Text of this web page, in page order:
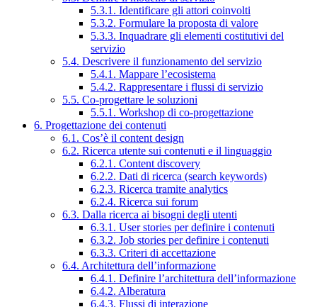
5.3.1. Identificare gli attori coinvolti
5.3.2. Formulare la proposta di valore
5.3.3. Inquadrare gli elementi costitutivi del
servizio
5.4. Descrivere il funzionamento del servizio
5.4.1. Mappare l’ecosistema
5.4.2. Rappresentare i flussi di servizio
5.5. Co-progettare le soluzioni
5.5.1. Workshop di co-progettazione
6. Progettazione dei contenuti
6.1. Cos’è il content design
6.2. Ricerca utente sui contenuti e il linguaggio
6.2.1. Content discovery
6.2.2. Dati di ricerca (search keywords)
6.2.3. Ricerca tramite analytics
6.2.4. Ricerca sui forum
6.3. Dalla ricerca ai bisogni degli utenti
6.3.1. User stories per definire i contenuti
6.3.2. Job stories per definire i contenuti
6.3.3. Criteri di accettazione
6.4. Architettura dell’informazione
6.4.1. Definire l’architettura dell’informazione
6.4.2. Alberatura
6.4.3. Flussi di interazione